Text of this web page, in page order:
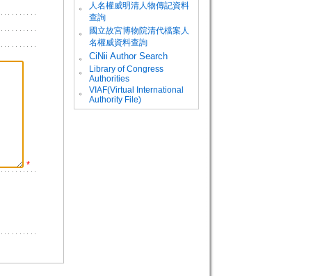
*
。
人名權威明清人物傳記資料
查詢
。
國立故宮博物院清代檔案人
名權威資料查詢
。
CiNii Author Search
。
Library of Congress
Authorities
。
VIAF(Virtual International
Authority File)